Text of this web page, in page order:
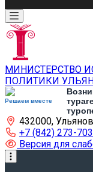
МИНИСТЕРСТВО
ПОЛИТИКИ
Решаем вместе
этом
432000,
+7 (842) 273-
Версия для